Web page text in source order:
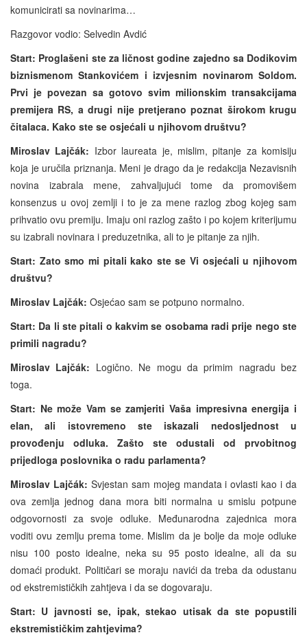
komunicirati sa novinarima…
Razgovor vodio: Selvedin Avdić
Start: Proglašeni ste za ličnost godine zajedno sa Dodikovim
biznismenom Stankovićem i izvjesnim novinarom Soldom.
Prvi je povezan sa gotovo svim milionskim transakcijama
premijera RS, a drugi nije pretjerano poznat širokom krugu
čitalaca. Kako ste se osjećali u njihovom društvu?
Miroslav Lajčák: Izbor laureata je, mislim, pitanje za komisiju
koja je uručila priznanja. Meni je drago da je redakcija Nezavisnih
novina izabrala mene, zahvaljujući tome da promovišem
konsenzus u ovoj zemlji i to je za mene razlog zbog kojeg sam
prihvatio ovu premiju. Imaju oni razlog zašto i po kojem kriterijumu
su izabrali novinara i preduzetnika, ali to je pitanje za njih.
Start: Zato smo mi pitali kako ste se Vi osjećali u njihovom
društvu?
Miroslav Lajčák: Osjećao sam se potpuno normalno.
Start: Da li ste pitali o kakvim se osobama radi prije nego ste
primili nagradu?
Miroslav Lajčák: Logično. Ne mogu da primim nagradu bez
toga.
Start: Ne može Vam se zamjeriti Vaša impresivna energija i
elan, ali istovremeno ste iskazali nedosljednost u
provođenju odluka. Zašto ste odustali od prvobitnog
prijedloga poslovnika o radu parlamenta?
Miroslav Lajčák: Svjestan sam mojeg mandata i ovlasti kao i da
ova zemlja jednog dana mora biti normalna u smislu potpune
odgovornosti za svoje odluke. Međunarodna zajednica mora
voditi ovu zemlju prema tome. Mislim da je bolje da moje odluke
nisu 100 posto idealne, neka su 95 posto idealne, ali da su
domaći produkt. Političari se moraju navići da treba da odustanu
od ekstremističkih zahtjeva i da se dogovaraju.
Start: U javnosti se, ipak, stekao utisak da ste popustili
ekstremističkim zahtjevima?